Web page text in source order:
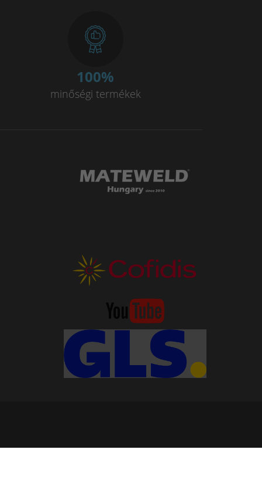
HF ívgyújtással
és az ívstabilitást.
a működési élményt.
kínál a tisztítás és a penetráció
kevesebb fröcskölés.
(ívkeménység) kiváló élményt
100%
minőségi termékek